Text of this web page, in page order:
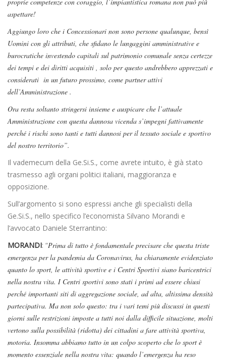
proprie competenze con coraggio, l’impiantistica romana non può più
aspettare!
Aggiungo loro che i Concessionari non sono persone qualunque, bensì
Uomini con gli attributi, che sfidano le lungaggini amministrative e
burocratiche investendo capitali sul patrimonio comunale senza certezze
dei tempi e dei diritti acquisiti , solo per questo andrebbero apprezzati e
considerati in un futuro prossimo, come partner attivi
dell’Amministrazione .
Ora resta soltanto stringersi insieme e auspicare che l’attuale
Amministrazione con questa dannosa vicenda s’impegni fattivamente
perché i rischi sono tanti e tutti dannosi per il tessuto sociale e sportivo
del nostro territorio”.
Il vademecum della Ge.Si.S., come avrete intuito, è già stato
trasmesso agli organi politici italiani, maggioranza e
opposizione.
Sull’argomento si sono espressi anche gli specialisti della
Ge.Si.S., nello specifico l’economista Silvano Morandi e
l’avvocato Daniele Sterrantino:
MORANDI: “Prima di tutto è fondamentale precisare che questa triste
emergenza per la pandemia da Coronavirus, ha chiaramente evidenziato
quanto lo sport, le attività sportive e i Centri Sportivi siano baricentrici
nella nostra vita. I Centri sportivi sono stati i primi ad essere chiusi
perché importanti siti di aggregazione sociale, ad alta, altissima densità
partecipativa. Ma non solo questo: tra i vari temi più discussi in questi
giorni sulle restrizioni imposte a tutti noi dalla difficile situazione, molti
vertono sulla possibilità (ridotta) dei cittadini a fare attività sportiva,
motoria. Insomma abbiamo tutto in un colpo scoperto che lo sport è
momento essenziale nella nostra vita: quando l’emergenza ha reso